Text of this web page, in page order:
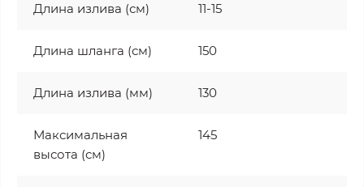
Длина излива (см) 11-15
Длина шланга (см) 150
Длина излива (мм) 130
Максимальная
высота (см)
145